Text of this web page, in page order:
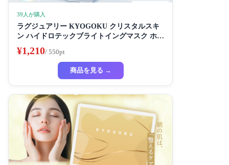
39人が購入
ラグジュアリー KYOGOKU クリスタルスキ
ン ハイドロテックブライトイングマスク ホワ
イトニングマスク 超濃厚保湿 ホワイトニング
フェイスパック ビューティーサロン監修者 シ
ートマスク ハイドラ 美容液
¥1,210/ 550pt
商品を見る →